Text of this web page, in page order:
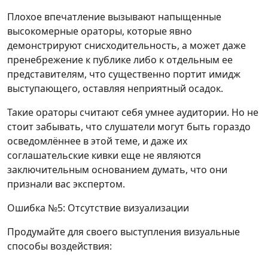
Плохое впечатление вызывают напыщенные
высокомерные ораторы, которые явно
демонстрируют снисходительность, а может даже
пренебрежение к публике либо к отдельным ее
представителям, что существенно портит имидж
выступающего, оставляя неприятный осадок.
Такие ораторы считают себя умнее аудитории. Но не
стоит забывать, что слушатели могут быть гораздо
осведомлённее в этой теме, и даже их
соглашательские кивки еще не являются
заключительным основанием думать, что они
признали вас экспертом.
Ошибка №5: Отсутствие визуализации
Продумайте для своего выступления визуальные
способы воздействия: